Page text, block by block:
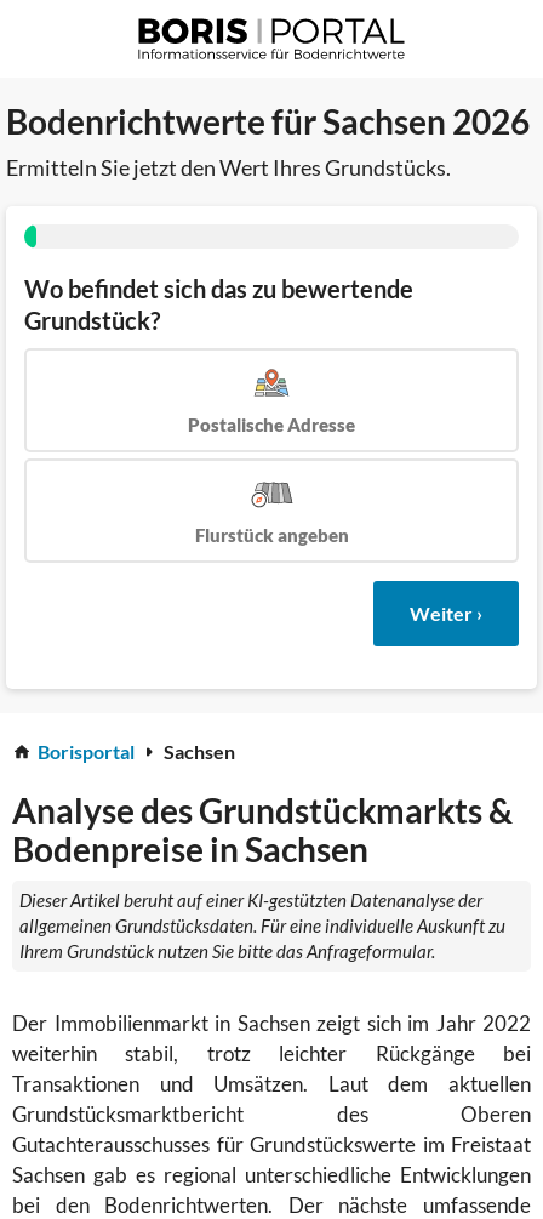
Bodenrichtwerte für Sachsen 2026
Ermitteln Sie jetzt den Wert Ihres Grundstücks.
Wo befindet sich das zu bewertende
Grundstück?
Postalische Adresse
Flurstück angeben
Weiter ›
Borisportal Sachsen
Analyse des Grundstückmarkts &
Bodenpreise in Sachsen
Dieser Artikel beruht auf einer KI-gestützten Datenanalyse der
allgemeinen Grundstücksdaten. Für eine individuelle Auskunft zu
Ihrem Grundstück nutzen Sie bitte das Anfrageformular.
Der Immobilienmarkt in Sachsen zeigt sich im Jahr 2022
weiterhin stabil, trotz leichter Rückgänge bei
Transaktionen und Umsätzen. Laut dem aktuellen
Grundstücksmarktbericht des Oberen
Gutachterausschusses für Grundstückswerte im Freistaat
Sachsen gab es regional unterschiedliche Entwicklungen
bei den Bodenrichtwerten. Der nächste umfassende